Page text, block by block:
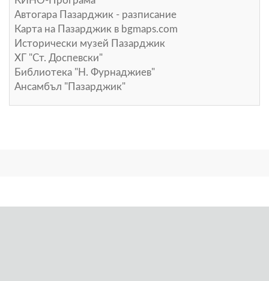
Автогара Пазарджик - разписание
Карта на Пазарджик в bgmaps.com
Исторически музей Пазарджик
ХГ "Ст. Доспевски"
Библиотека "Н. Фурнаджиев"
Ансамбъл "Пазарджик"